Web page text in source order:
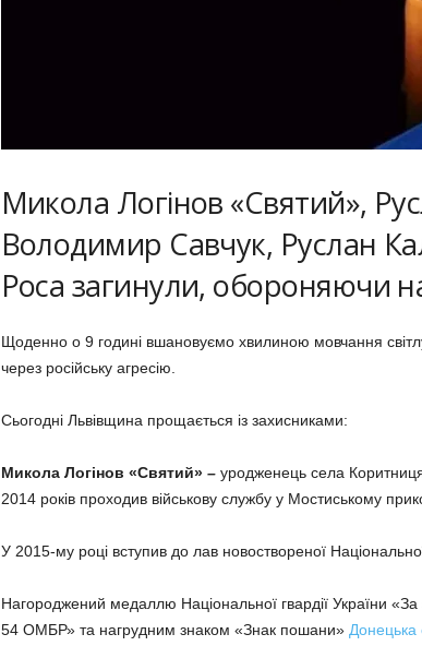
Микола Логінов «Святий»,
Володимир Савчук, Руслан
Роса загинули, обороняючи
Щоденно о 9 годині вшановуємо хвилиною мовчання світлу
через російську агресію.
Сьогодні Львівщина прощається із захисниками:
Микола Логінов «Святий» – уродженець села
2014 років проходив військову службу у Мостиському
У 2015-му році вступив до лав новоствореної Національної
Нагороджений медаллю Національної гвардії України
54 ОМБР» та нагрудним знаком «Знак пошани» Донецька